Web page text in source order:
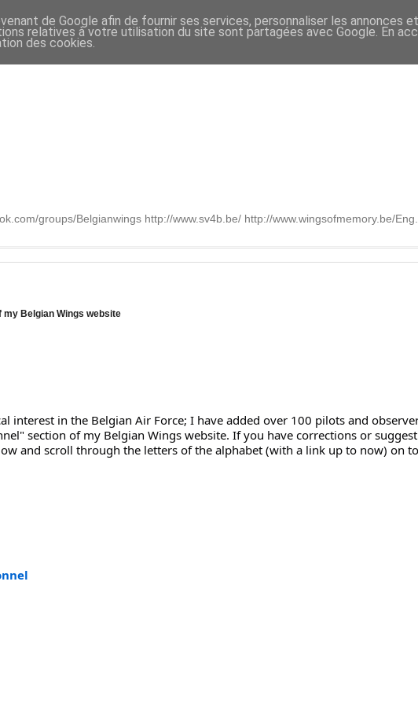
groups/Belgianwings http://www.sv4b.be/ http://www.wingsofmemory.be/
Belgian Wings website
section of my Belgian Wings website. If you have corrections or
and scroll through the letters of the alphabet (with a link up to now) on
de Google afin de fournir ses services, personnaliser les annonces et
relatives à votre utilisation du site sont partagées avec Google. En
des cookies.